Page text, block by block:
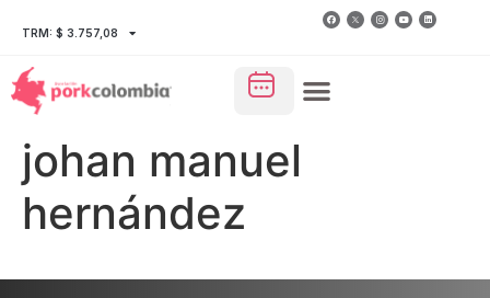
TRM: $ 3.757,08
johan manuel
hernández